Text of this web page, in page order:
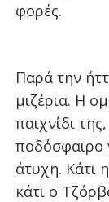
φορές.
Παρά την
μιζέρια. Η
παιχνίδι
ποδόσφαιρο
άτυχη. Κάτι
κάτι ο